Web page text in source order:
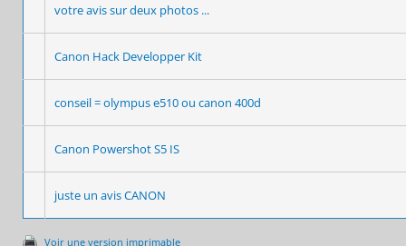
votre avis sur deux photos ...
Canon Hack Developper Kit
conseil = olympus e510 ou canon 400d
Canon Powershot S5 IS
juste un avis CANON
Voir une version imprimable